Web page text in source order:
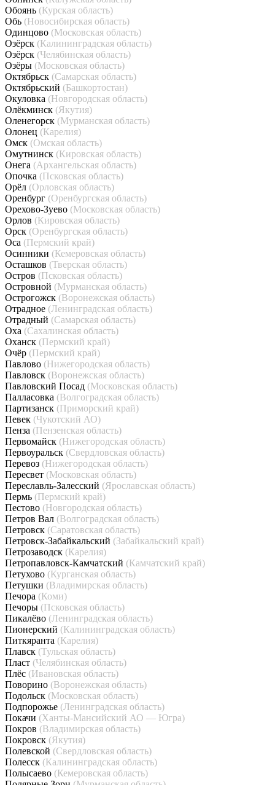
Обоянь (Курская область)
Обь (Новосибирская область)
Одинцово (Московская область)
Озёрск (Калининградская область)
Озёрск (Челябинская область)
Озёры (Московская область)
Октябрьск (Самарская область)
Октябрьский (Башкортостан)
Окуловка (Новгородская область)
Олёкминск (Якутия)
Оленегорск (Мурманская область)
Олонец (Карелия)
Омск (Омская область)
Омутнинск (Кировская область)
Онега (Архангельская область)
Опочка (Псковская область)
Орёл (Орловская область)
Оренбург (Оренбургская область)
Орехово-Зуево (Московская область)
Орлов (Кировская область)
Орск (Оренбургская область)
Оса (Пермский край)
Осинники (Кемеровская область)
Осташков (Тверская область)
Остров (Псковская область)
Островной (Мурманская область)
Острогожск (Воронежская область)
Отрадное (Ленинградская область)
Отрадный (Самарская область)
Оха (Сахалинская область)
Оханск (Пермский край)
Очёр (Пермский край)
Павлово (Нижегородская область)
Павловск (Воронежская область)
Павловский Посад (Московская область)
Палласовка (Волгоградская область)
Партизанск (Приморский край)
Певек (Чукотский АО)
Пенза (Пензенская область)
Первомайск (Нижегородская область)
Первоуральск (Свердловская область)
Перевоз (Нижегородская область)
Пересвет (Московская область)
Переславль-Залесский (Ярославская область)
Пермь (Пермский край)
Пестово (Новгородская область)
Петров Вал (Волгоградская область)
Петровск (Саратовская область)
Петровск-Забайкальский (Забайкальский край)
Петрозаводск (Карелия)
Петропавловск-Камчатский (Камчатский край)
Петухово (Курганская область)
Петушки (Владимирская область)
Печора (Коми)
Печоры (Псковская область)
Пикалёво (Ленинградская область)
Пионерский (Калининградская область)
Питкяранта (Карелия)
Плавск (Тульская область)
Пласт (Челябинская область)
Плёс (Ивановская область)
Поворино (Воронежская область)
Подольск (Московская область)
Подпорожье (Ленинградская область)
Покачи (Ханты-Мансийский АО — Югра)
Покров (Владимирская область)
Покровск (Якутия)
Полевской (Свердловская область)
Полесск (Калининградская область)
Полысаево (Кемеровская область)